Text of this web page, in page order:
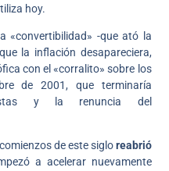
hoy.
«convertibilidad» -que ató la
la inflación desapareciera,
con el «corralito» sobre los
de 2001, que terminaría
y la renuncia del
de este sigloreabrió
a acelerar nuevamente